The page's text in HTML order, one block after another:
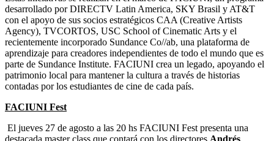
desarrollado por DIRECTV Latin America, SKY Brasil y AT&T
con el apoyo de sus socios estratégicos CAA (Creative Artists
Agency), TVCORTOS, USC School of Cinematic Arts y el
recientemente incorporado Sundance Co//ab, una plataforma de
aprendizaje para creadores independientes de todo el mundo que es
parte de Sundance Institute. FACIUNI crea un legado, apoyando el
patrimonio local para mantener la cultura a través de historias
contadas por los estudiantes de cine de cada país.
FACIUNI Fest
El jueves 27 de agosto a las 20 hs FACIUNI Fest presenta una
destacada master class que contará con los directores Andrés